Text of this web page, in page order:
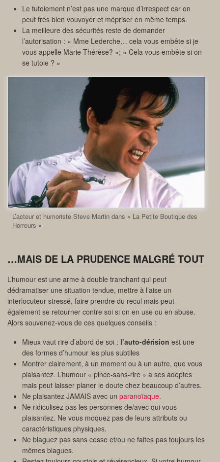
Le tutoiement n’est pas une marque d’irrespect car on
peut très bien vouvoyer et mépriser en même temps.
La meilleure des sécurités reste de demander
l’autorisation : « Mme Lederche… cela vous embête si je
vous appelle Marie-Thérèse? »; « Cela vous embête si on
se tutoie ? »
L’acteur et humoriste Steve Martin dans « La Petite Boutique des
Horreurs »
…MAIS DE LA PRUDENCE MALGRÉ TOUT
L’humour est une arme à double tranchant qui peut
dédramatiser une situation tendue, mettre à l’aise un
interlocuteur stressé, faire prendre du recul mais peut
également se retourner contre soi si on en use ou en abuse.
Alors souvenez-vous de ces quelques conseils :
Mieux vaut rire d’abord de soi : l’auto-dérision est une
des formes d’humour les plus subtiles
Montrer clairement, à un moment ou à un autre, que vous
plaisantez. L’humour « pince-sans-rire » a ses adeptes
mais peut laisser planer le doute chez beaucoup d’autres.
Ne plaisantez JAMAIS avec un paranoïaque.
Ne ridiculisez pas les personnes de/avec qui vous
plaisantez. Ne vous moquez pas de leurs attributs ou
caractéristiques physiques.
Ne blaguez pas sans cesse et/ou ne faites pas toujours les
mêmes blagues.